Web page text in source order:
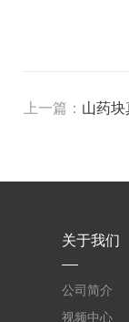
上一篇： 山药
关于我们
公司简介
视频中心